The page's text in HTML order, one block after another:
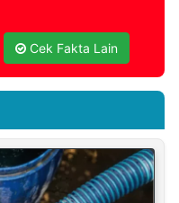
Cek Fakta Lain